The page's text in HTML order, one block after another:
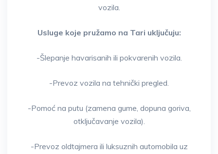
vozila.
Usluge koje pružamo na Tari uključuju:
-Šlepanje havarisanih ili pokvarenih vozila.
-Prevoz vozila na tehnički pregled.
-Pomoć na putu (zamena gume, dopuna goriva,
otključavanje vozila).
-Prevoz oldtajmera ili luksuznih automobila uz